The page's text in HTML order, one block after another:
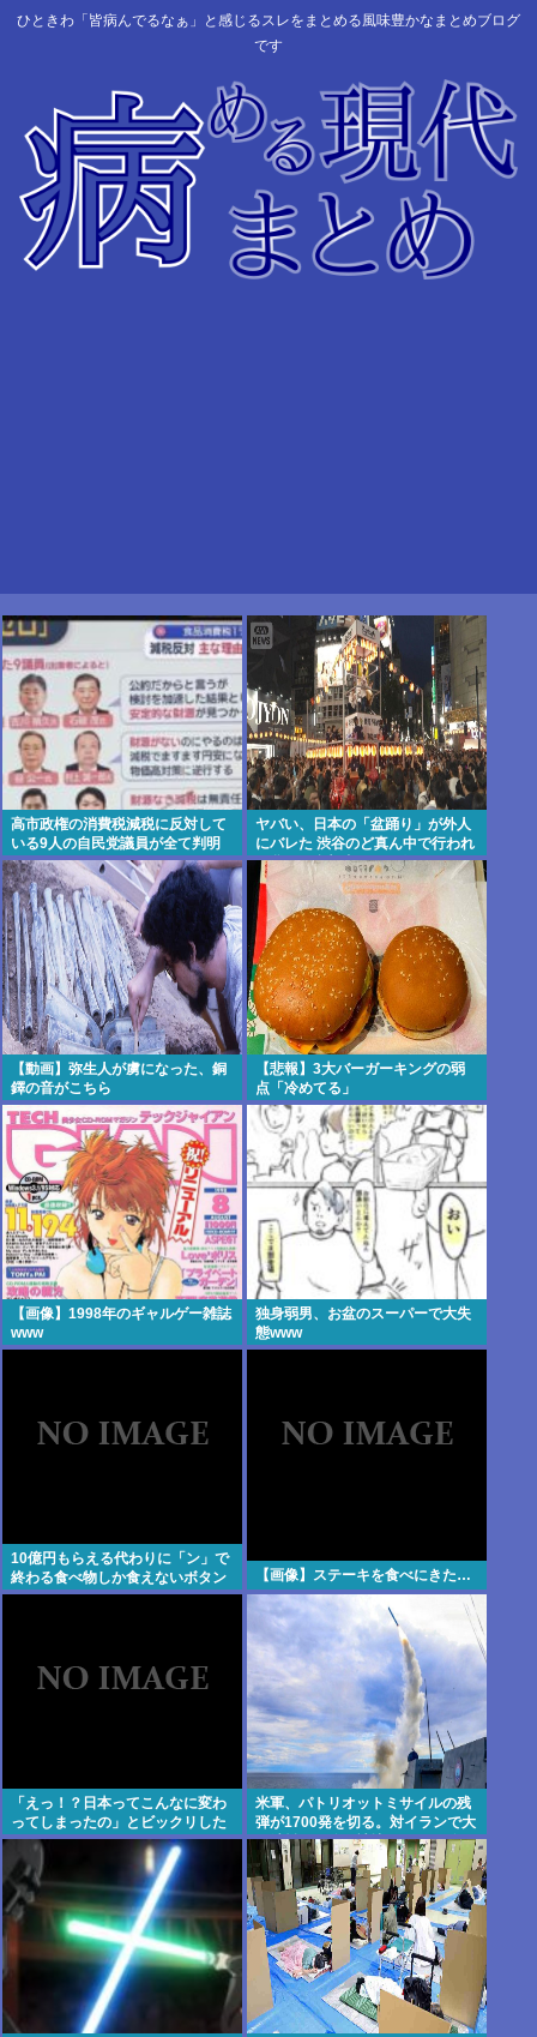
ひときわ「皆病んでるなぁ」と感じるスレをまとめる風味豊かなまとめブログ
です
高市政権の消費税減税に反対して
いる9人の自民党議員が全て判明
www
ヤバい、日本の「盆踊り」が外人
にバレた 渋谷のど真ん中で行われ
た盆踊り参加者67000人のうち
20000人が外人、ダンシングヒー
ローに熱狂
【動画】弥生人が虜になった、銅
鐸の音がこちら
【悲報】3大バーガーキングの弱
点「冷めてる」
【画像】1998年のギャルゲー雑誌
www
独身弱男、お盆のスーパーで大失
態www
10億円もらえる代わりに「ン」で
終わる食べ物しか食えないボタン
【画像】ステーキを食べにきた…
「えっ！？日本ってこんなに変わ
ってしまったの」とビックリした
こと
米軍、パトリオットミサイルの残
弾が1700発を切る。対イランで大
量消耗した分を補填するのに2年
以上かかる模様。